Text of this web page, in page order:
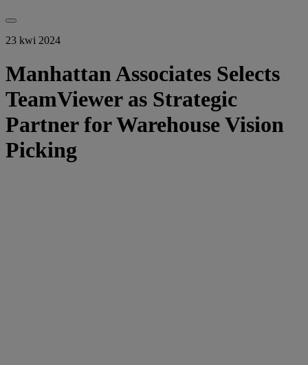
23 kwi 2024
Manhattan Associates Selects
TeamViewer as Strategic
Partner for Warehouse Vision
Picking